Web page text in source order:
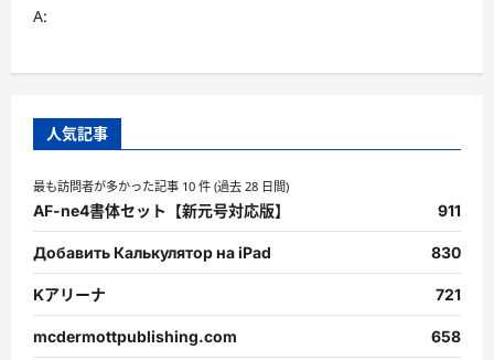
A:
人気記事
最も訪問者が多かった記事 10 件 (過去 28 日間)
AF-ne4書体セット【新元号対応版】 911
Добавить Калькулятор на iPad 830
Kアリーナ 721
mcdermottpublishing.com 658